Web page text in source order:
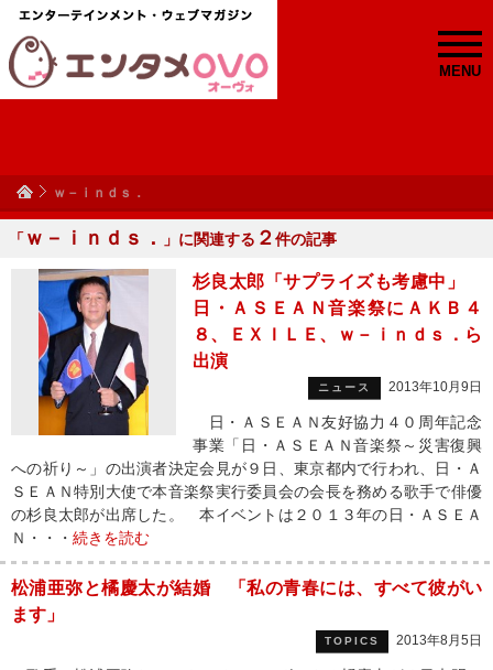
MENU
ｗ－ｉｎｄｓ．
「 ｗ－ｉｎｄｓ． 」に関連する ２件の記事
杉良太郎「サプライズも考慮中」
日・ＡＳＥＡＮ音楽祭にＡＫＢ４
８、ＥＸＩＬＥ、ｗ－ｉｎｄｓ．ら
出演
ニュース 2013年10月9日
日・ＡＳＥＡＮ友好協力４０周年記念
事業「日・ＡＳＥＡＮ音楽祭～災害復興
への祈り～」の出演者決定会見が９日、東京都内で行われ、日・Ａ
ＳＥＡＮ特別大使で本音楽祭実行委員会の会長を務める歌手で俳優
の杉良太郎が出席した。 本イベントは２０１３年の日・ＡＳＥＡ
Ｎ・・・ 続きを読む
松浦亜弥と橘慶太が結婚 「私の青春には、すべて彼がい
ます」
TOPICS 2013年8月5日